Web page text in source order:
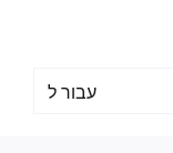
עבור ל